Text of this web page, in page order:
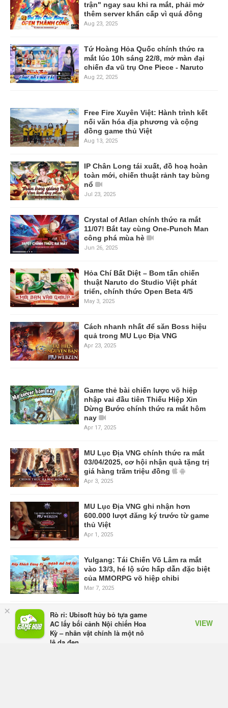
×
Rò rỉ: Ubisoft hủy bỏ tựa game
AC lấy bối cảnh Nội chiến Hoa
Kỳ – nhân vật chính là một nô
lệ da đen
VIEW
trận" ngay sau khi ra mắt, phải mở
thêm server khẩn cấp vì quá đông
Aug 23, 2025
Tứ Hoàng Hỏa Quốc chính thức ra
mắt lúc 10h sáng 22/8, mở màn đại
chiến đa vũ trụ One Piece - Naruto
Aug 22, 2025
Free Fire Xuyên Việt: Hành trình kết
nối văn hóa địa phương và cộng
đồng game thủ Việt
Aug 13, 2025
IP Chân Long tái xuất, đồ hoạ hoàn
toàn mới, chiến thuật rảnh tay bùng
nổ
Jul 23, 2025
Crystal of Atlan chính thức ra mắt
11/07! Bắt tay cùng One-Punch Man
công phá mùa hè
Jun 26, 2025
Hỏa Chí Bất Diệt – Bom tấn chiến
thuật Naruto do Studio Việt phát
triển, chính thức Open Beta 4/5
May 3, 2025
Cách nhanh nhất để săn Boss hiệu
quả trong MU Lục Địa VNG
Apr 23, 2025
Game thẻ bài chiến lược võ hiệp
nhập vai đầu tiên Thiếu Hiệp Xin
Dừng Bước chính thức ra mắt hôm
nay
Apr 17, 2025
MU Lục Địa VNG chính thức ra mắt
03/04/2025, cơ hội nhận quà tặng trị
giá hàng trăm triệu đồng
Apr 3, 2025
MU Lục Địa VNG ghi nhận hơn
600.000 lượt đăng ký trước từ game
thủ Việt
Apr 1, 2025
Yulgang: Tái Chiến Võ Lâm ra mắt
vào 13/3, hé lộ sức hấp dẫn đặc biệt
của MMORPG võ hiệp chibi
Mar 7, 2025
Khám phá hàng ngàn quà tặng từ
Thiên Long Bát Bộ VNG tại Zalopay
Year End Fes 2024